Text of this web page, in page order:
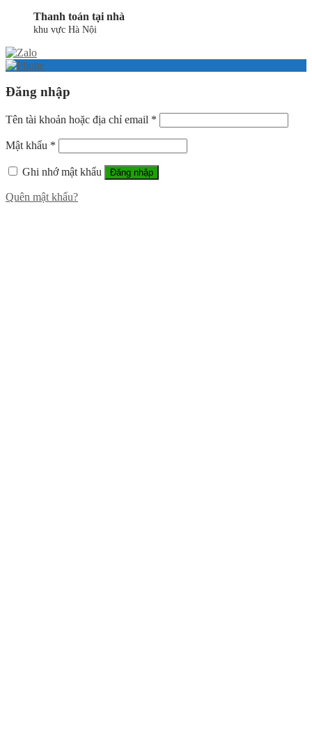
Thanh toán tại nhà
khu vực Hà Nội
Đăng nhập
Tên tài khoản hoặc địa chỉ email *
Mật khẩu *
Ghi nhớ mật khẩu Đăng nhập
Quên mật khẩu?